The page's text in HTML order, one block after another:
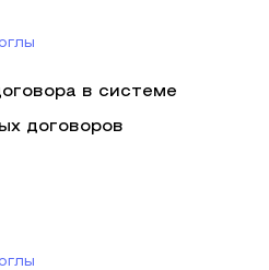
в системе
договоров